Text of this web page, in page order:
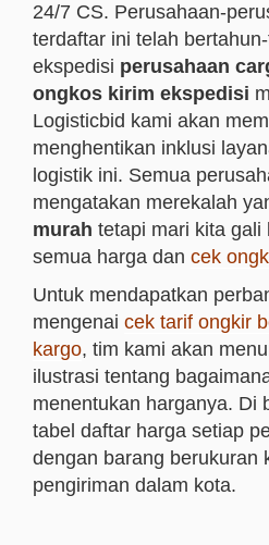
24/7 CS. Perusahaan-
terdaftar ini telah
ekspedisi perusahaan
ongkos kirim ekspedisi
Logisticbid kami akan
menghentikan inklusi
logistik ini. Semua
mengatakan merekalah
murah tetapi mari kita gali
semua harga dan cek
Untuk mendapatkan
mengenai cek tarif ongkir
kargo, tim kami akan
ilustrasi tentang
menentukan harganya. Di
tabel daftar harga setiap
dengan barang berukuran
pengiriman dalam kota.